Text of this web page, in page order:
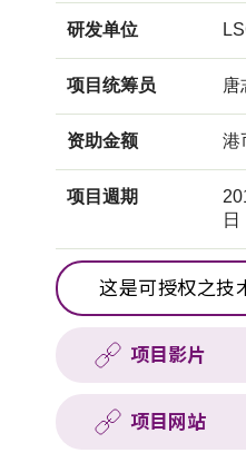
研发单位
项目统筹员 唐
资助金额 港
项目週期
日
这是可授权之技
项目影片
项目网站